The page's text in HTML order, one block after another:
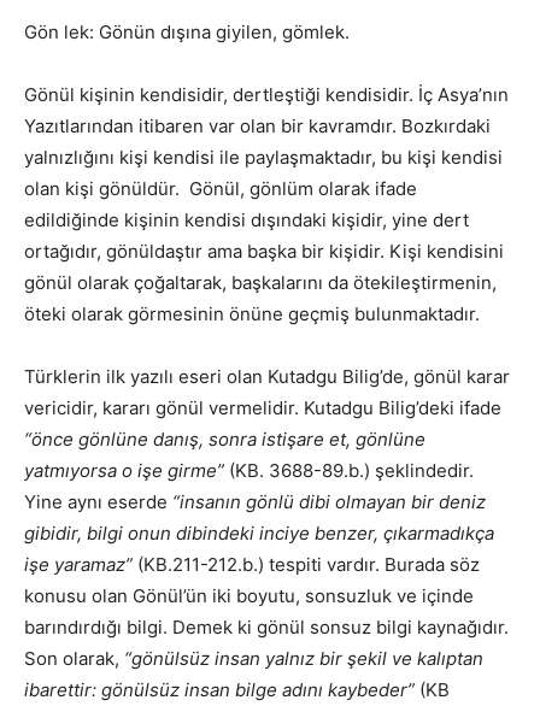
Gön lek: Gönün dışına giyilen, gömlek.
Gönül kişinin kendisidir, dertleştiği kendisidir. İç Asya’nın
Yazıtlarından itibaren var olan bir kavramdır. Bozkırdaki
yalnızlığını kişi kendisi ile paylaşmaktadır, bu kişi kendisi
olan kişi gönüldür. Gönül, gönlüm olarak ifade
edildiğinde kişinin kendisi dışındaki kişidir, yine dert
ortağıdır, gönüldaştır ama başka bir kişidir. Kişi kendisini
gönül olarak çoğaltarak, başkalarını da ötekileştirmenin,
öteki olarak görmesinin önüne geçmiş bulunmaktadır.
Türklerin ilk yazılı eseri olan Kutadgu Bilig’de, gönül karar
vericidir, kararı gönül vermelidir. Kutadgu Bilig’deki ifade
“önce gönlüne danış, sonra istişare et, gönlüne
yatmıyorsa o işe girme” (KB. 3688-89.b.) şeklindedir.
Yine aynı eserde “insanın gönlü dibi olmayan bir deniz
gibidir, bilgi onun dibindeki inciye benzer, çıkarmadıkça
işe yaramaz” (KB.211-212.b.) tespiti vardır. Burada söz
konusu olan Gönül’ün iki boyutu, sonsuzluk ve içinde
barındırdığı bilgi. Demek ki gönül sonsuz bilgi kaynağıdır.
Son olarak, “gönülsüz insan yalnız bir şekil ve kalıptan
ibarettir: gönülsüz insan bilge adını kaybeder” (KB